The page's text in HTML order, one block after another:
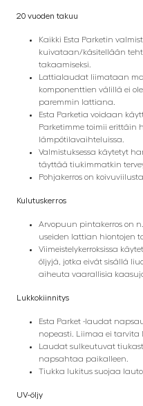
20 vuoden takuu
Kaikki Esta Parketin
kuivataan/käsitellään
takaamiseksi.
Lattialaudat liimataan
komponenttien välillä ei
paremmin lattiana.
Esta Parketia voidaan
Parketimme toimii erittäin
lämpötilavaihteluissa.
Valmistuksessa käytetyt
täyttää tiukimmatkin
Pohjakerros on
Kulutuskerros
Arvopuun pintakerros on
useiden lattian hiontojen
Viimeistelykerroksissa
öljyjä, jotka eivät sisällä
aiheuta vaarallisia
Lukkokiinnitys
Esta Parket -laudat
nopeasti. Liimaa ei tarvita
Laudat sulkeutuvat
napsahtaa paikalleen.
Tiukka lukitus suojaa
UV-öljy